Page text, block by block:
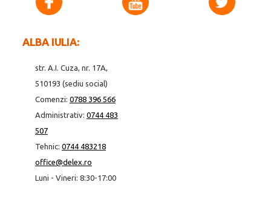
ALBA IULIA:
str. A.I. Cuza, nr. 17A,
510193 (sediu social)
Comenzi: 0788 396 566
Administrativ: 0744 483
507
Tehnic: 0744 483218
office@delex.ro
Luni - Vineri: 8:30-17:00